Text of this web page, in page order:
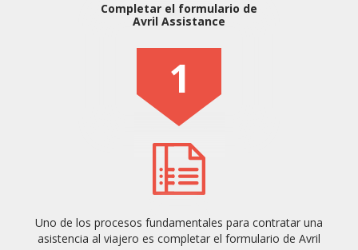
Completar el formulario de
Avril Assistance
1
Uno de los procesos fundamentales para contratar una
asistencia al viajero es completar el formulario de Avril